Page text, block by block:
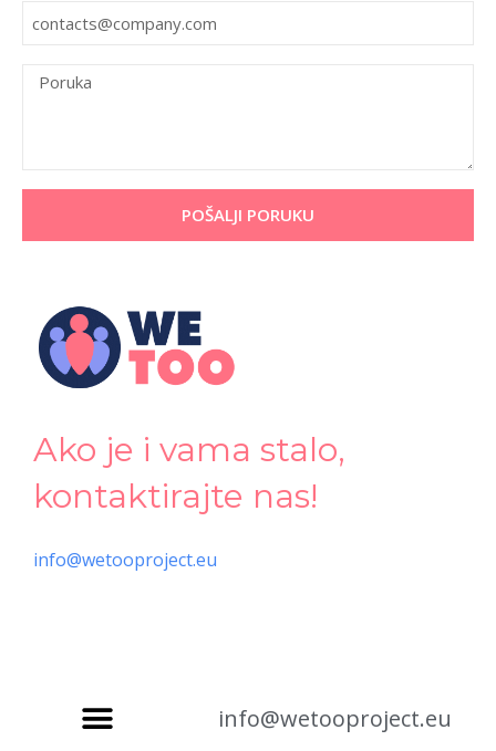
POŠALJI PORUKU
Ako je i vama stalo,
kontaktirajte nas!
info@wetooproject.eu
info@wetooproject.eu